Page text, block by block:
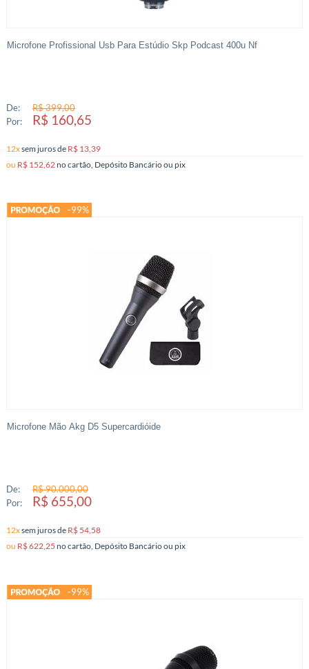
Microfone Profissional Usb Para Estúdio Skp Podcast 400u Nf
De:
R$ 399,00
Por:
R$ 160,65
12xsem jurosde R$ 13,39
ou R$ 152,62 no cartão, Depósito Bancário ou pix
-99%
Microfone Mão Akg D5 Supercardióide
De:
R$ 90.000,00
Por:
R$ 655,00
12xsem jurosde R$ 54,58
ou R$ 622,25 no cartão, Depósito Bancário ou pix
-99%